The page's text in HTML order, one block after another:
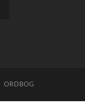
ORDBOG